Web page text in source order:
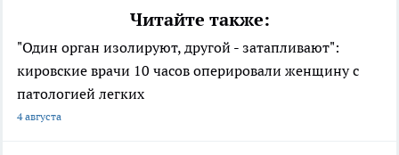
Читайте также:
"Один орган изолируют, другой - затапливают":
кировские врачи 10 часов оперировали женщину с
патологией легких
4 августа